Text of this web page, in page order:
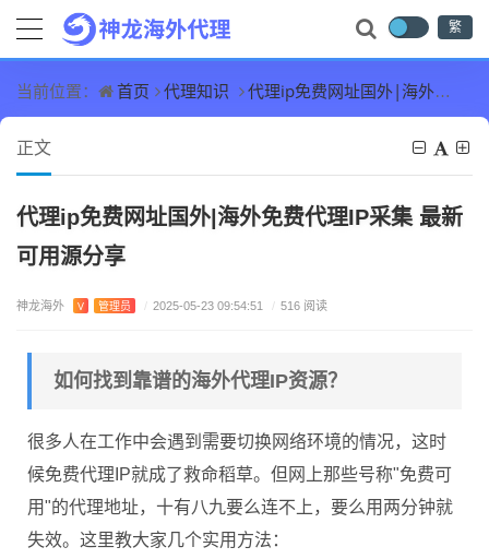
繁
当前位置： 首页 代理知识 代理ip免费网址国外|海外免费代理IP采集 最新可用源分享
正文
代理ip免费网址国外|海外免费代理IP采集 最新
可用源分享
神龙海外 V 管理员 / 2025-05-23 09:54:51 / 516 阅读
如何找到靠谱的海外代理IP资源？
很多人在工作中会遇到需要切换网络环境的情况，这时
候免费代理IP就成了救命稻草。但网上那些号称"免费可
用"的代理地址，十有八九要么连不上，要么用两分钟就
失效。这里教大家几个实用方法：